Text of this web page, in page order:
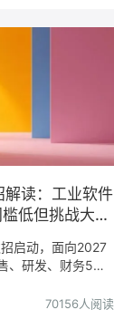
读：工业软件
低但挑战大，
启动，面向2027
、研发、财务5个
、哪些人要慎投，
70156人阅读